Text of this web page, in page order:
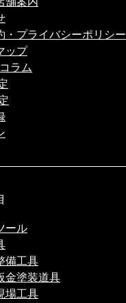
・プライバシーポリシー
ップ
ラム
ール
備工具
金塗装道具
場工具